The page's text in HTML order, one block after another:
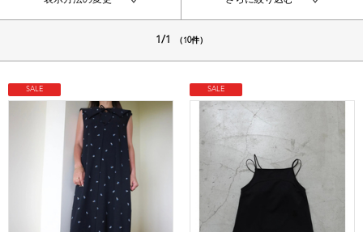
1/1 （10件）
SALE SALE